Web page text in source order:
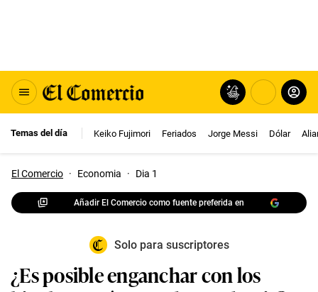
Temas del día Keiko Fujimori Feriados Jorge Messi Dólar
El Comercio · Economia · Dia 1
Añadir El Comercio como fuente preferida en
Solo para suscriptores
¿Es posible enganchar con los